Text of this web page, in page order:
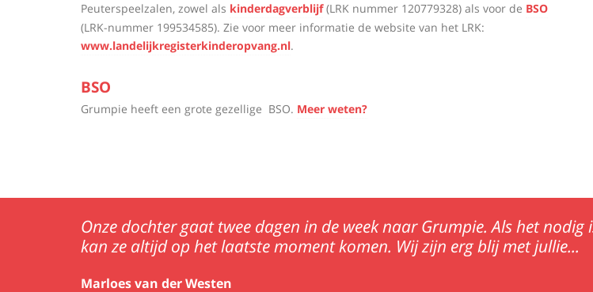
Peuterspeelzalen, zowel als kinderdagverblijf(LRK nummer 120779328) als voor de BSO
(LRK-nummer 199534585). Zie voor meer informatie de website van het LRK:
www.landelijkregisterkinderopvang.nl.
BSO
Grumpie heeft een grote gezellige BSO. Meer weten?
Onze dochter gaat twee dagen in de week naar Grumpie. Als het nodig
kan ze altijd op het laatste moment komen. Wij zijn erg blij met jullie...
Marloes van der Westen